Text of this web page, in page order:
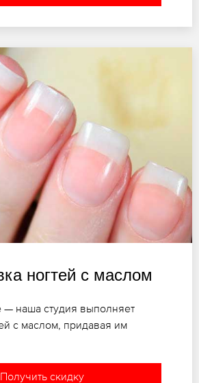
ногтей с маслом
— наша студия выполняет
с маслом, придавая им
Получить скидку